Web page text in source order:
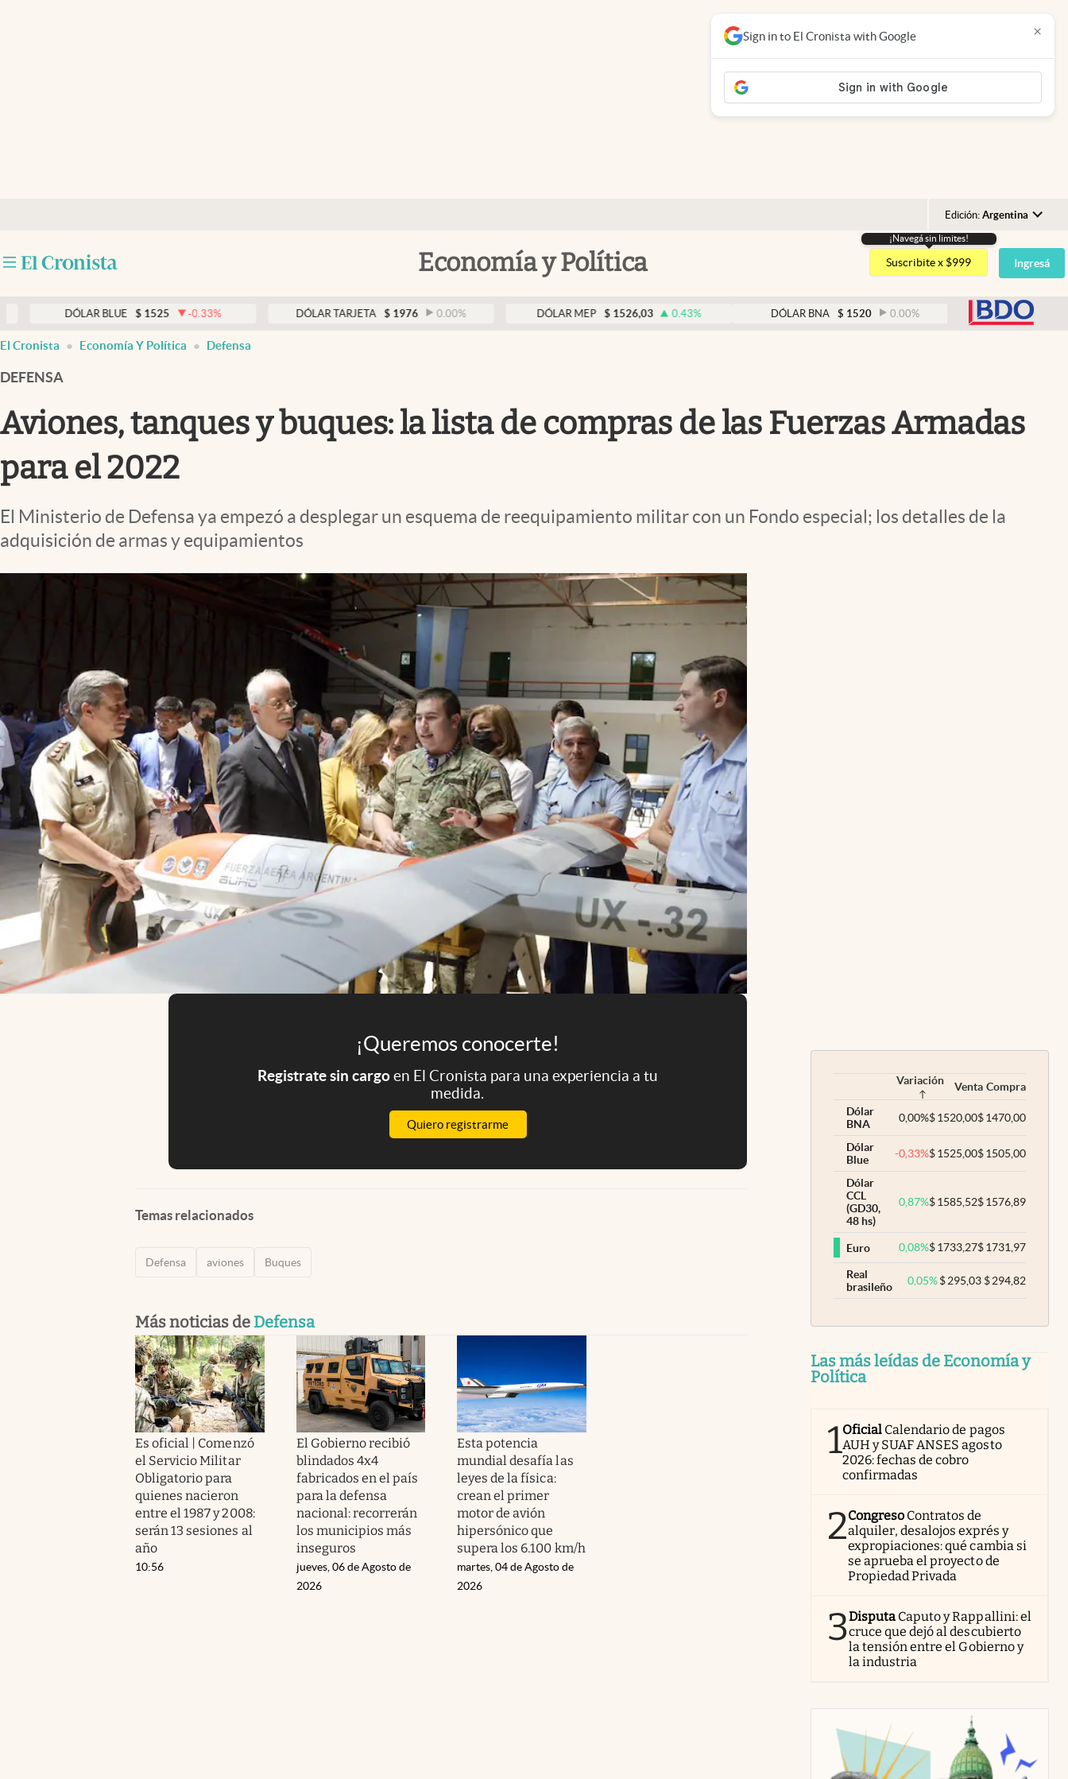
Edición: Argentina
Argentina
España
USA
Economía y Política
Clima
Eventos Corporativos
El Cronista Studio
Mediakit
abre en nueva pestaña
¡Navegá sin limites!
Suscribite x $999 Ingresá
DÓLAR BLUE $ 1525 -0.33% DÓLAR TARJETA $ 1976 0.00% DÓLAR MEP $ 1526,03 0.43% DÓLAR BNA $ 1520 0.00% DÓLAR BLUE $
Sign in to El Cronista with Google ×
El Cronista Economía Y Política Defensa
DEFENSA
Aviones, tanques y buques: la lista de compras de las Fuerzas Armadas
para el 2022
El Ministerio de Defensa ya empezó a desplegar un esquema de reequipamiento militar con un Fondo especial; los detalles de la
adquisición de armas y equipamientos
¡Queremos conocerte!
Registrate sin cargoen El Cronista para una experiencia a tu
medida.
Quiero registrarme
Temas relacionados
Defensa aviones Buques
Más noticias de Defensa
Es oficial | Comenzó
el Servicio Militar
Obligatorio para
quienes nacieron
entre el 1987 y 2008:
serán 13 sesiones al
año
10:56
El Gobierno recibió
blindados 4x4
fabricados en el país
para la defensa
nacional: recorrerán
los municipios más
inseguros
jueves, 06 de Agosto de
2026
Esta potencia
mundial desafía las
leyes de la física:
crean el primer
motor de avión
hipersónico que
supera los 6.100 km/h
martes, 04 de Agosto de
2026
Variación Venta Compra
Dólar
BNA
0,00%$1520,00$1470,00
Dólar
Blue
-0,33%$1525,00$1505,00
Dólar
CCL
(GD30,
48 hs)
0,87%$1585,52$1576,89
Euro 0,08%$1733,27$1731,97
Real
brasileño
0,05% $295,03 $294,82
Las más leídas de Economía y
Política
1Oficial Calendario de pagos
AUH y SUAF ANSES agosto
2026: fechas de cobro
confirmadas
2Congreso Contratos de
alquiler, desalojos exprés y
expropiaciones: qué cambia si
se aprueba el proyecto de
Propiedad Privada
3Disputa Caputo y Rappallini: el
cruce que dejó al descubierto
la tensión entre el Gobierno y
la industria